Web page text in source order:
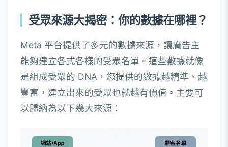
受眾來源大揭密：你的數據在哪裡？
Meta 平台提供了多元的數據來源，讓廣告主
能夠建立各式各樣的受眾名單。這些數據就像
是組成受眾的 DNA，您提供的數據越精準、越
豐富，建立出來的受眾也就越有價值。主要可
以歸納為以下幾大來源：